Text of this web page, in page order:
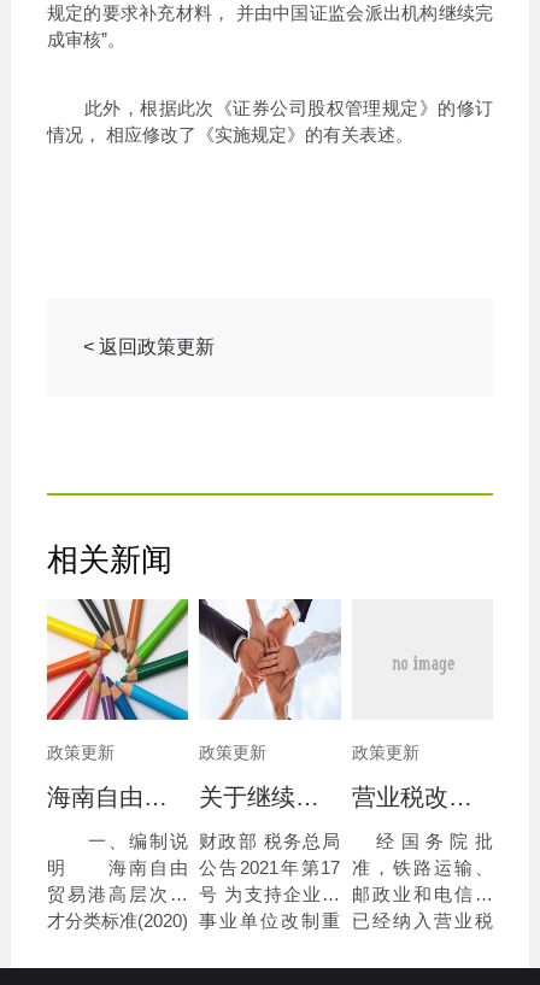
规定的要求补充材料， 并由中国证监会派出机构继续完
成审核”。
此外，根据此次《证券公司股权管理规定》的修订
情况， 相应修改了《实施规定》的有关表述。
< 返回政策更新
相关新闻
政策更新
海南自由贸易港高层次人才分类标准(2020)
一、编制说
明 海南自由
贸易港高层次人
才分类标准(2020)
人才发展局依据
政策更新
关于继续执行企业 事业单位改制重组有关契税政策的公告
财政部 税务总局
公告2021年第17
号 为支持企业、
事业单位改制重
境，现就继续执
政策更新
营业税改征增值税跨境应税服务 增值税免税管理办法（试行）
经国务院批
准，铁路运输、
邮政业和电信业
已经纳入营业税
点。为了规范和